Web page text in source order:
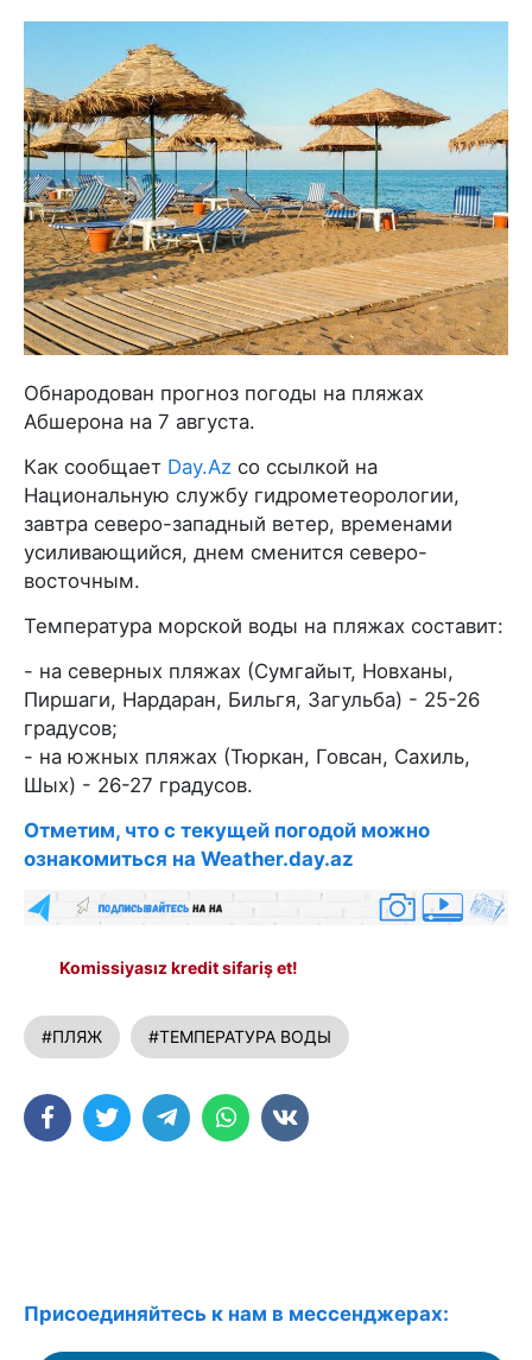
Обнародован прогноз погоды на пляжах
Абшерона на 7 августа.
Как сообщает Day.Az со ссылкой на
Национальную службу гидрометеорологии,
завтра северо-западный ветер, временами
усиливающийся, днем сменится северо-
восточным.
Температура морской воды на пляжах составит:
- на северных пляжах (Сумгайыт, Новханы,
Пиршаги, Нардаран, Бильгя, Загульба) - 25-26
градусов;
- на южных пляжах (Тюркан, Говсан, Сахиль,
Шых) - 26-27 градусов.
Отметим, что с текущей погодой можно
ознакомиться на Weather.day.az
Komissiyasız kredit sifariş et!
#ПЛЯЖ #ТЕМПЕРАТУРА ВОДЫ
Присоединяйтесь к нам в мессенджерах: